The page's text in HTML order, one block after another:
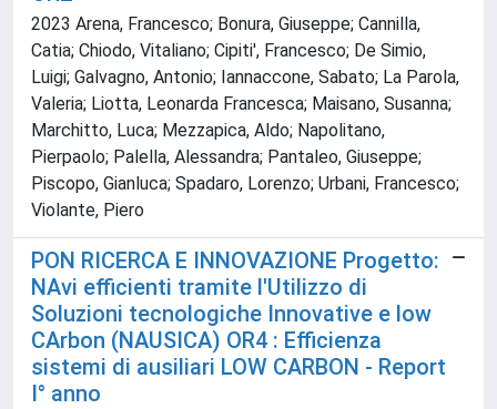
2023 Arena, Francesco; Bonura, Giuseppe; Cannilla,
Catia; Chiodo, Vitaliano; Cipiti', Francesco; De Simio,
Luigi; Galvagno, Antonio; Iannaccone, Sabato; La Parola,
Valeria; Liotta, Leonarda Francesca; Maisano, Susanna;
Marchitto, Luca; Mezzapica, Aldo; Napolitano,
Pierpaolo; Palella, Alessandra; Pantaleo, Giuseppe;
Piscopo, Gianluca; Spadaro, Lorenzo; Urbani, Francesco;
Violante, Piero
PON RICERCA E INNOVAZIONE Progetto:
NAvi efficienti tramite l'Utilizzo di
Soluzioni tecnologiche Innovative e low
CArbon (NAUSICA) OR4 : Efficienza
sistemi di ausiliari LOW CARBON - Report
I° anno